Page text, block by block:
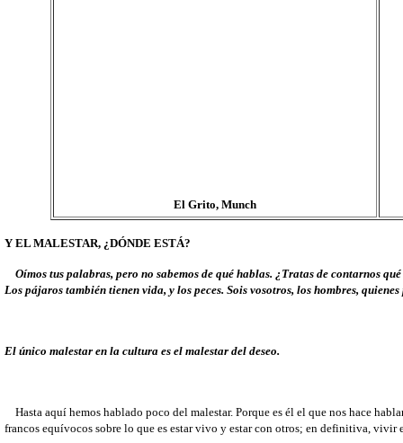
El Grito, Munch
Y EL MALESTAR, ¿DÓNDE ESTÁ?
Oímos tus palabras, pero no sabemos de qué hablas. ¿Tratas de contarnos
Los pájaros también tienen vida, y los peces. Sois vosotros, los hombres,
El único malestar en la cultura es el malestar del deseo.
Hasta aquí hemos hablado poco del malestar. Porque es él el que nos hace
francos equívocos sobre lo que es estar vivo y estar con otros; en definitiva,